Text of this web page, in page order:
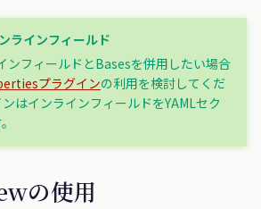
ラインフィールド
ンフィールドとBasesを併用したい場合
プラグインの利用を検討してくだ
はインラインフィールドをYAMLセク
の使用